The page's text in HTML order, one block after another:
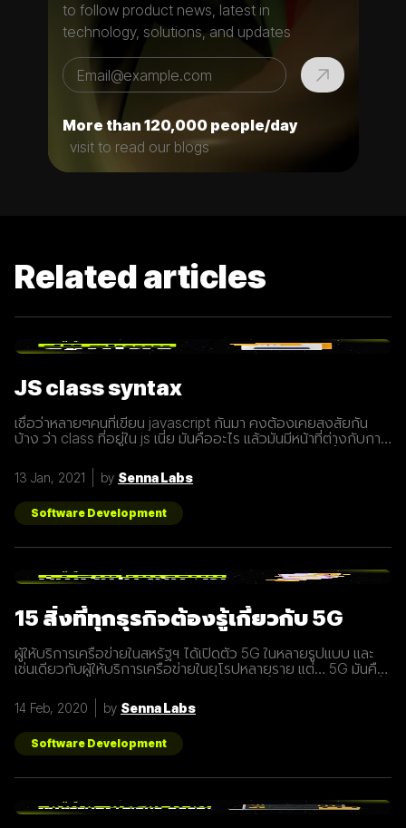
to follow product news, latest in
technology, solutions, and updates
More than 120,000 people/day
visit to read our blogs
Related articles
JS class syntax
เชื่อว่าหลายๆคนที่เขียน javascript กันมา คงต้องเคยสงสัยกัน
บ้าง ว่า class ที่อยู่ใน js เนี่ย มันคืออะไร แล้วมันมีหน้าที่ต่างกับการ
กว่า class เปรียบเสมือนกับ blueprint หรือแบบพิมพ์เขียว ที่
สามารถนำไปสร้างเป็นสิ่งของ( object ) ตาม blueprint หรือแบบ
พิมพ์เขียว( class ) นั้นๆได้ โดยภายใน class
13 Jan, 2021 by Senna Labs
Software Development
15 สิ่งที่ทุกธุรกิจต้องรู้เกี่ยวกับ 5G
ผู้ให้บริการเครือข่ายในสหรัฐฯ ได้เปิดตัว 5G ในหลายรูปแบบ และ
เช่นเดียวกับผู้ให้บริการเครือข่ายในยุโรปหลายราย แต่… 5G มันคือ
ทุกธุรกิจต้องรู้เกี่ยวกับ 5G เพราะเราปฏิเสธไม่ได้เลยว่ามันกำลังจะ
ถูกใช้งานอย่างกว้างขวางขึ้น 1. 5G หรือ Fifth-Generation คือ
ยุคใหม่ของเทคโนโลยีเครือข่ายไร้สายที่จะมาแทนที่ระบบ 4G ที่เราใช้
อยู่ในปัจจุบัน ซึ่งมันไม่ได้ถูกจำกัดแค่มือถือเท่านั้น แต่รวมถึง
อุปกรณ์ทุกชนิดที่เชื่อมต่ออินเตอร์เน็ตได้ 2. 5G คือการพัฒนา 3
ส่วนที่สำคัญที่จะนำมาสู่การเชื่อมต่ออุปกรณ์ไร้สายต่างๆ ขยาย
ตอบสนองที่รวดเร็วขึ้นในระยะเวลาที่น้อยลง ความสามารถในการ
14 Feb, 2020 by Senna Labs
Software Development